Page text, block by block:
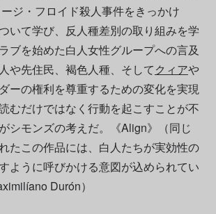
ジ・フロイド殺人事件をきっかけ
いて学び、反人種差別の取り組みを学
ブを始めた白人女性グループへの言及
や先住民、褐色人種、そしてクィアや
ーの権利を尊重するための変化を実現
むだけではなく行動を起こすことが不
シモンズの考えだ。《Align》（同じ
たこの作品には、白人たちが実効性の
ように呼びかける意図が込められてい
Durón）